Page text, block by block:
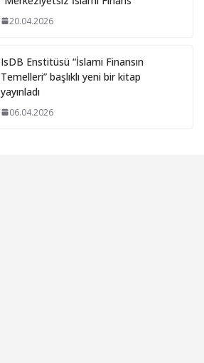
20.04.2026
IsDB Enstitüsü “İslami Finansın
Temelleri” başlıklı yeni bir kitap
yayınladı
06.04.2026